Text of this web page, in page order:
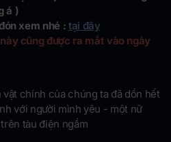
á )
xem nhé : tại đây
cũng được ra mắt vào ngày
vật chính của chúng ta đã dồn hết
với người mình yêu - một nữ
tàu điện ngầm